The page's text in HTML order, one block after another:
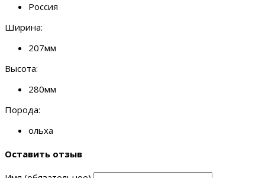
Россия
Ширина:
207мм
Высота:
280мм
Порода:
ольха
Оставить отзыв